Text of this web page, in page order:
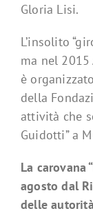
Gloria Lisi.
L’insolito
ma nel
è
della
attività che
Guidotti” a
La carovana
agosto dal
delle